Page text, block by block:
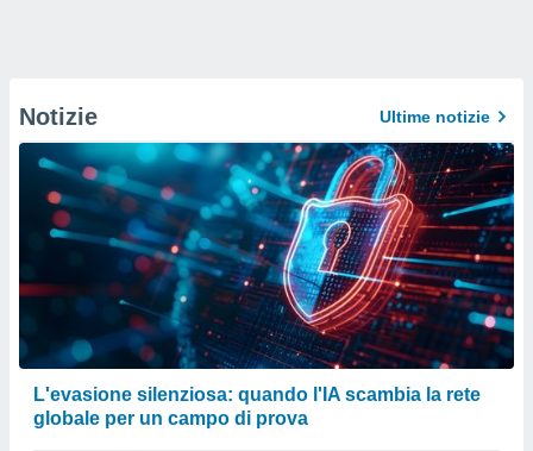
Notizie Ultime notizie
L'evasione silenziosa: quando l'IA scambia la rete
globale per un campo di prova